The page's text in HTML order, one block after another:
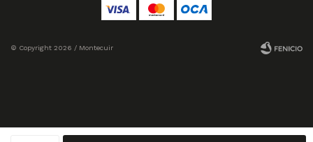
© Copyright 2026 / Montecuir